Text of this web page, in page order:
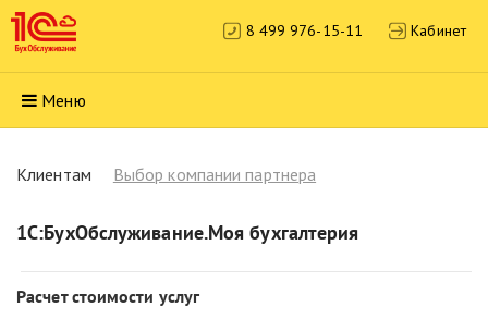
8 499 976-15-11 Кабинет
Меню
Клиентам Выбор компании партнера
1С:БухОбслуживание.Моя бухгалтерия
Расчет стоимости услуг